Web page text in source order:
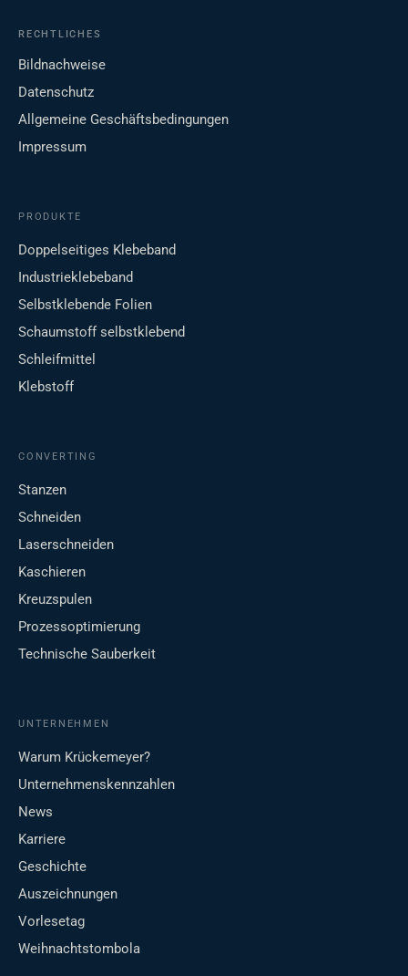
RECHTLICHES
Bildnachweise
Datenschutz
Allgemeine Geschäftsbedingungen
Impressum
PRODUKTE
Doppelseitiges Klebeband
Industrieklebeband
Selbstklebende Folien
Schaumstoff selbstklebend
Schleifmittel
Klebstoff
CONVERTING
Stanzen
Schneiden
Laserschneiden
Kaschieren
Kreuzspulen
Prozessoptimierung
Technische Sauberkeit
UNTERNEHMEN
Warum Krückemeyer?
Unternehmenskennzahlen
News
Karriere
Geschichte
Auszeichnungen
Vorlesetag
Weihnachtstombola